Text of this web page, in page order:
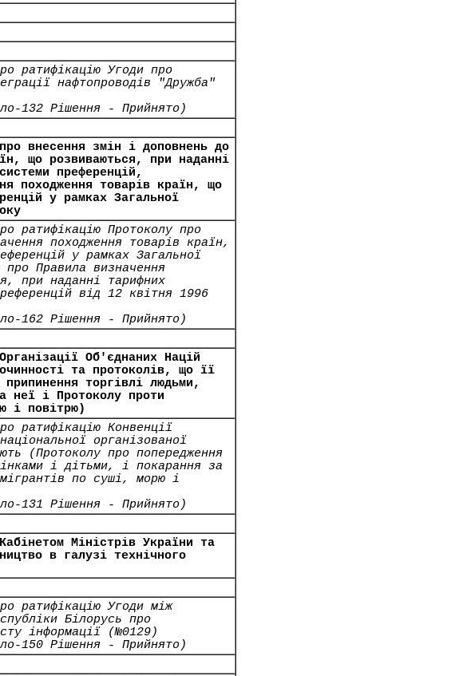
ратифікацію Угоди про
нафтопроводів "Дружба"
132 Рішення - Прийнято)
внесення змін і доповнень до
що розвиваються, при наданні
преференцій,
походження товарів країн, що
у рамках Загальної
ратифікацію Протоколу про
походження товарів країн,
у рамках Загальної
Правила визначення
при наданні тарифних
від 12 квітня 1996
162 Рішення - Прийнято)
Об'єднаних Націй
та протоколів, що її
торгівлі людьми,
неї і Протоколу проти
і повітрю)
ратифікацію Конвенції
організованої
(Протоколу про попередження
і дітьми, і покарання за
по суші, морю і
131 Рішення - Прийнято)
Міністрів України та
в галузі технічного
ратифікацію Угоди між
Білорусь про
інформації (№0129)
150 Рішення - Прийнято)